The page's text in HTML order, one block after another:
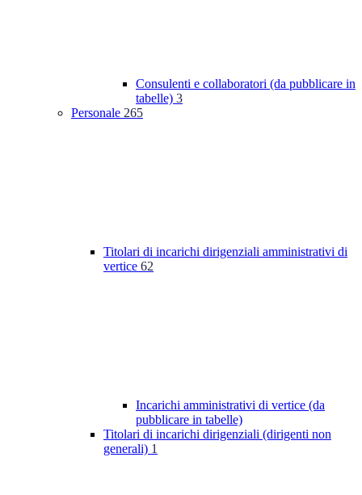
Consulenti e collaboratori (da pubblicare in
tabelle) 3
Personale 265
Titolari di incarichi dirigenziali amministrativi di
vertice 62
Incarichi amministrativi di vertice (da
pubblicare in tabelle)
Titolari di incarichi dirigenziali (dirigenti non
generali) 1